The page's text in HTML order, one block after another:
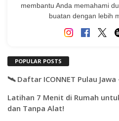
membantu Anda memahami
buatan dengan lebih
POPULAR POSTS
🛰️ Daftar ICONNET Pulau
Latihan 7 Menit di Rumah
dan Tanpa Alat!